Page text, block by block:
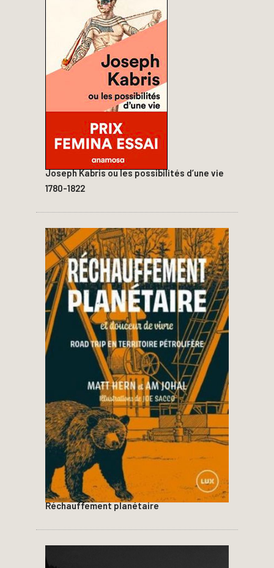
Joseph Kabris ou les possibilités d’une vie
1780-1822
Réchauffement planétaire